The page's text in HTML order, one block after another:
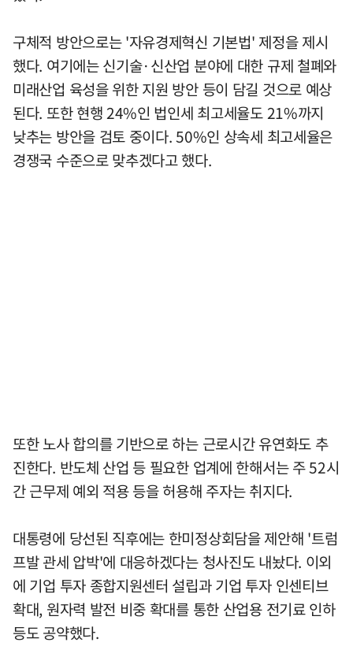
구체적 방안으로는 '자유경제혁신 기본법' 제정을 제시
했다. 여기에는 신기술·신산업 분야에 대한 규제 철폐와
미래산업 육성을 위한 지원 방안 등이 담길 것으로 예상
된다. 또한 현행 24%인 법인세 최고세율도 21%까지
낮추는 방안을 검토 중이다. 50%인 상속세 최고세율은
경쟁국 수준으로 맞추겠다고 했다.
또한 노사 합의를 기반으로 하는 근로시간 유연화도 추
진한다. 반도체 산업 등 필요한 업계에 한해서는 주 52시
간 근무제 예외 적용 등을 허용해 주자는 취지다.
대통령에 당선된 직후에는 한미정상회담을 제안해 '트럼
프발 관세 압박'에 대응하겠다는 청사진도 내놨다. 이외
에 기업 투자 종합지원센터 설립과 기업 투자 인센티브
확대, 원자력 발전 비중 확대를 통한 산업용 전기료 인하
등도 공약했다.